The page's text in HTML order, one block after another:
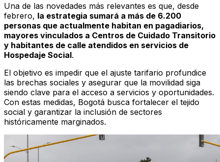
Una de las novedades más relevantes es que, desde
febrero, la estrategia sumará a más de 6.200
personas que actualmente habitan en pagadiarios,
mayores vinculados a Centros de Cuidado Transitorio
y habitantes de calle atendidos en servicios de
Hospedaje Social.
El objetivo es impedir que el ajuste tarifario profundice
las brechas sociales y asegurar que la movilidad siga
siendo clave para el acceso a servicios y oportunidades.
Con estas medidas, Bogotá busca fortalecer el tejido
social y garantizar la inclusión de sectores
históricamente marginados.